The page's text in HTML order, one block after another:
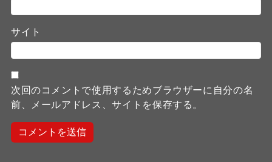
サイト
次回のコメントで使用するためブラウザーに自分の名
前、メールアドレス、サイトを保存する。